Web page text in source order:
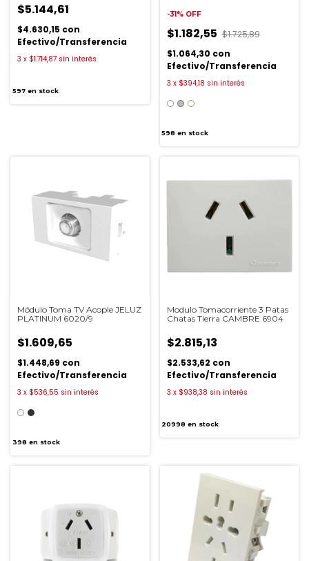
$5.144,61
$4.630,15 con
Efectivo/Transferencia
3 x $1.714,87 sin interés
597en stock
-31% OFF
$1.182,55 $1.725,89
$1.064,30 con
Efectivo/Transferencia
3 x $394,18 sin interés
598 en stock
Módulo Toma TV Acople JELUZ
PLATINUM 6020/9
$1.609,65
$1.448,69 con
Efectivo/Transferencia
3 x $536,55 sin interés
398 en stock
Modulo Tomacorriente 3 Patas
Chatas Tierra CAMBRE 6904
$2.815,13
$2.533,62 con
Efectivo/Transferencia
3 x $938,38 sin interés
20998 en stock